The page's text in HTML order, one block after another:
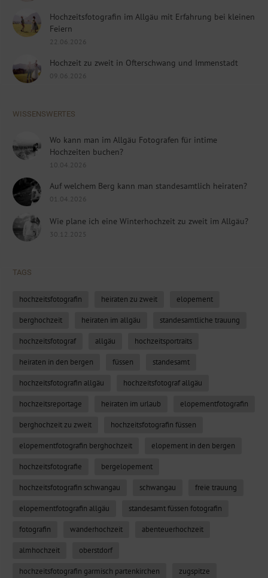
Hochzeitsfotografin im Allgäu mit Erfahrung bei kleinen
Feiern
22.06.2026
Hochzeit zu zweit in Ofterschwang und Immenstadt
09.06.2026
WISSENSWERTES
Wo kann man im Allgäu Fotografen für intime
Hochzeiten buchen?
10.04.2026
Auf welchem Berg kann man standesamtlich heiraten?
01.04.2026
Wie plane ich eine Winterhochzeit zu zweit im Allgäu?
30.12.2025
TAGS
hochzeitsfotografin heiraten zu zweit elopement
berghochzeit heiraten im allgäu standesamtliche trauung
hochzeitsfotograf allgäu hochzeitsportraits
heiraten in den bergen füssen standesamt
hochzeitsfotografin allgäu hochzeitsfotograf allgäu
hochzeitsreportage heiraten im urlaub elopementfotografin
berghochzeit zu zweit hochzeitsfotografin füssen
elopementfotografin berghochzeit elopement in den bergen
hochzeitsfotografie bergelopement
hochzeitsfotografin schwangau schwangau freie trauung
elopementfotografin allgäu standesamt füssen fotografin
fotografin wanderhochzeit abenteuerhochzeit
almhochzeit oberstdorf
hochzeitsfotografin garmisch partenkirchen zugspitze